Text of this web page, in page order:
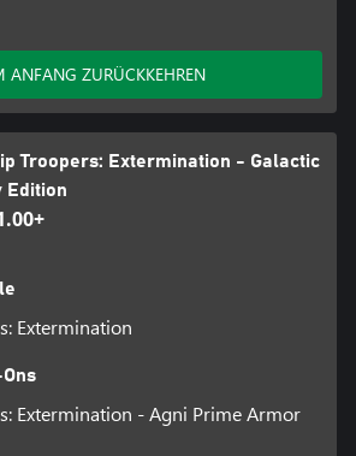
ANFANG ZURÜCKKEHREN
Troopers: Extermination - Galactic
Edition
Extermination
Extermination - Agni Prime Armor